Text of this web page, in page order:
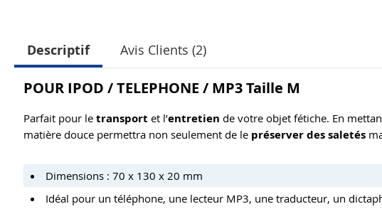
Descriptif Avis Clients (2)
POUR IPOD / TELEPHONE / MP3 Taille M
Parfait pour le transport et l’entretien de votre objet fétiche. En
matière douce permettra non seulement de le préserver des saletés
Dimensions : 70 x 130 x 20 mm
Idéal pour un téléphone, une lecteur MP3, une traducteur, un